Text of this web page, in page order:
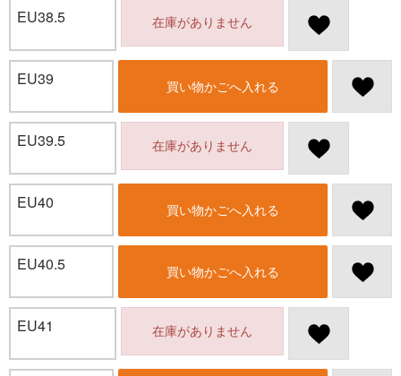
EU38.5 在庫がありません
EU39 買い物かごへ入れる
EU39.5 在庫がありません
EU40 買い物かごへ入れる
EU40.5 買い物かごへ入れる
EU41 在庫がありません